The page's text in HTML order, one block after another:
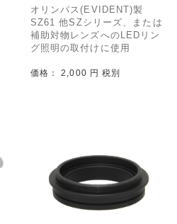
オリンパス(EVIDENT)製
SZ61 他SZシリーズ、または
補助対物レンズへのLEDリン
グ照明の取付けに使用
価格： 2,000 円 税別